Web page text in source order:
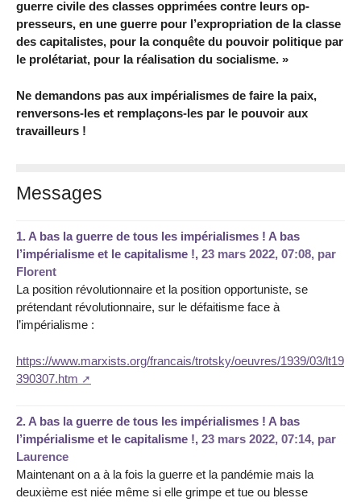
guerre civile des classes opprimées contre leurs op-
presseurs, en une guerre pour l’expropriation de la classe
des capitalistes, pour la conquête du pouvoir politique par
le prolétariat, pour la réalisation du socialisme. »
Ne demandons pas aux impérialismes de faire la paix,
renversons-les et remplaçons-les par le pouvoir aux
travailleurs !
Messages
1. A bas la guerre de tous les impérialismes ! A bas
l’impérialisme et le capitalisme !, 23 mars 2022, 07:08, par
Florent
La position révolutionnaire et la position opportuniste, se
prétendant révolutionnaire, sur le défaitisme face à
l’impérialisme :
https://www.marxists.org/francais/trotsky/oeuvres/1939/03/lt19
390307.htm
2. A bas la guerre de tous les impérialismes ! A bas
l’impérialisme et le capitalisme !, 23 mars 2022, 07:14, par
Laurence
Maintenant on a à la fois la guerre et la pandémie mais la
deuxième est niée même si elle grimpe et tue ou blesse